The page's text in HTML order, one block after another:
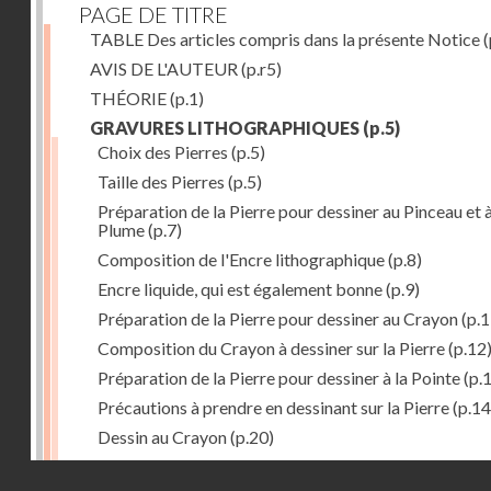
PAGE DE TITRE
TABLE Des articles compris dans la présente Notice
AVIS DE L'AUTEUR (p.r5)
THÉORIE(p.1)
GRAVURES LITHOGRAPHIQUES (p.5)
Choix des Pierres (p.5)
Taille des Pierres (p.5)
Préparation de la Pierre pour dessiner au Pinceau et
Plume(p.7)
Composition de l'Encre lithographique(p.8)
Encre liquide, qui est également bonne(p.9)
Préparation de la Pierre pour dessiner au Crayon
Composition du Crayon à dessiner sur la Pierre(p.12)
Préparation de la Pierre pour dessiner à la Pointe
Précautions à prendre en dessinant sur la Pierre
Dessin au Crayon(p.20)
Dessin à l'Encre(p.21)